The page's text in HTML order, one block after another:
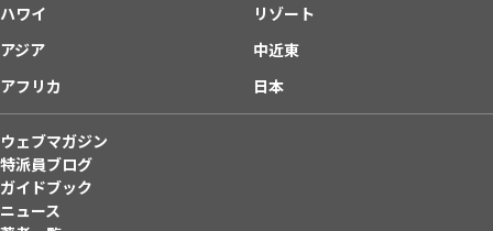
ハワイ
リゾート
アジア
中近東
アフリカ
日本
ウェブマガジン
特派員ブログ
ガイドブック
ニュース